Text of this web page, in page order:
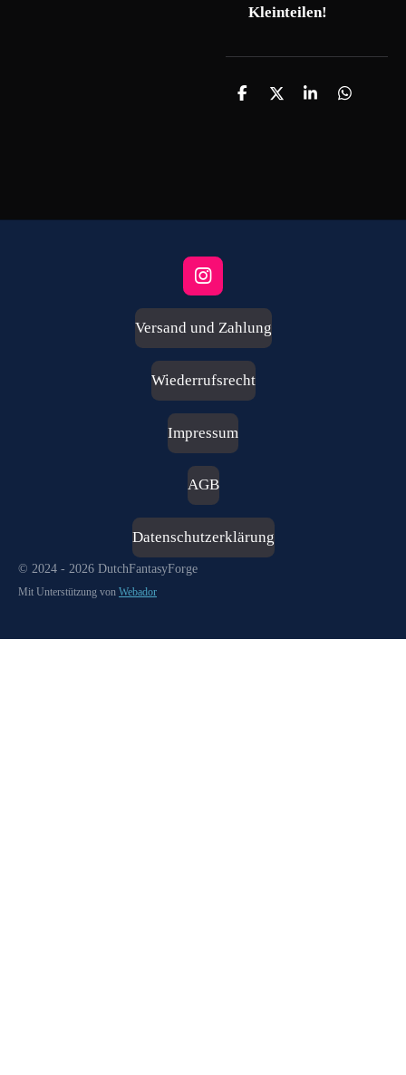
Kleinteilen!
T
T
T
T
I
n
t
g
a
m
Versand und Zahlung
Wiederrufsrecht
Impressum
AGB
Datenschutzerklärung
© 2024 - 2026 DutchFantasyForge
Mit Unterstützung von Webador